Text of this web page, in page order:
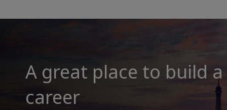
A great place to build a
career